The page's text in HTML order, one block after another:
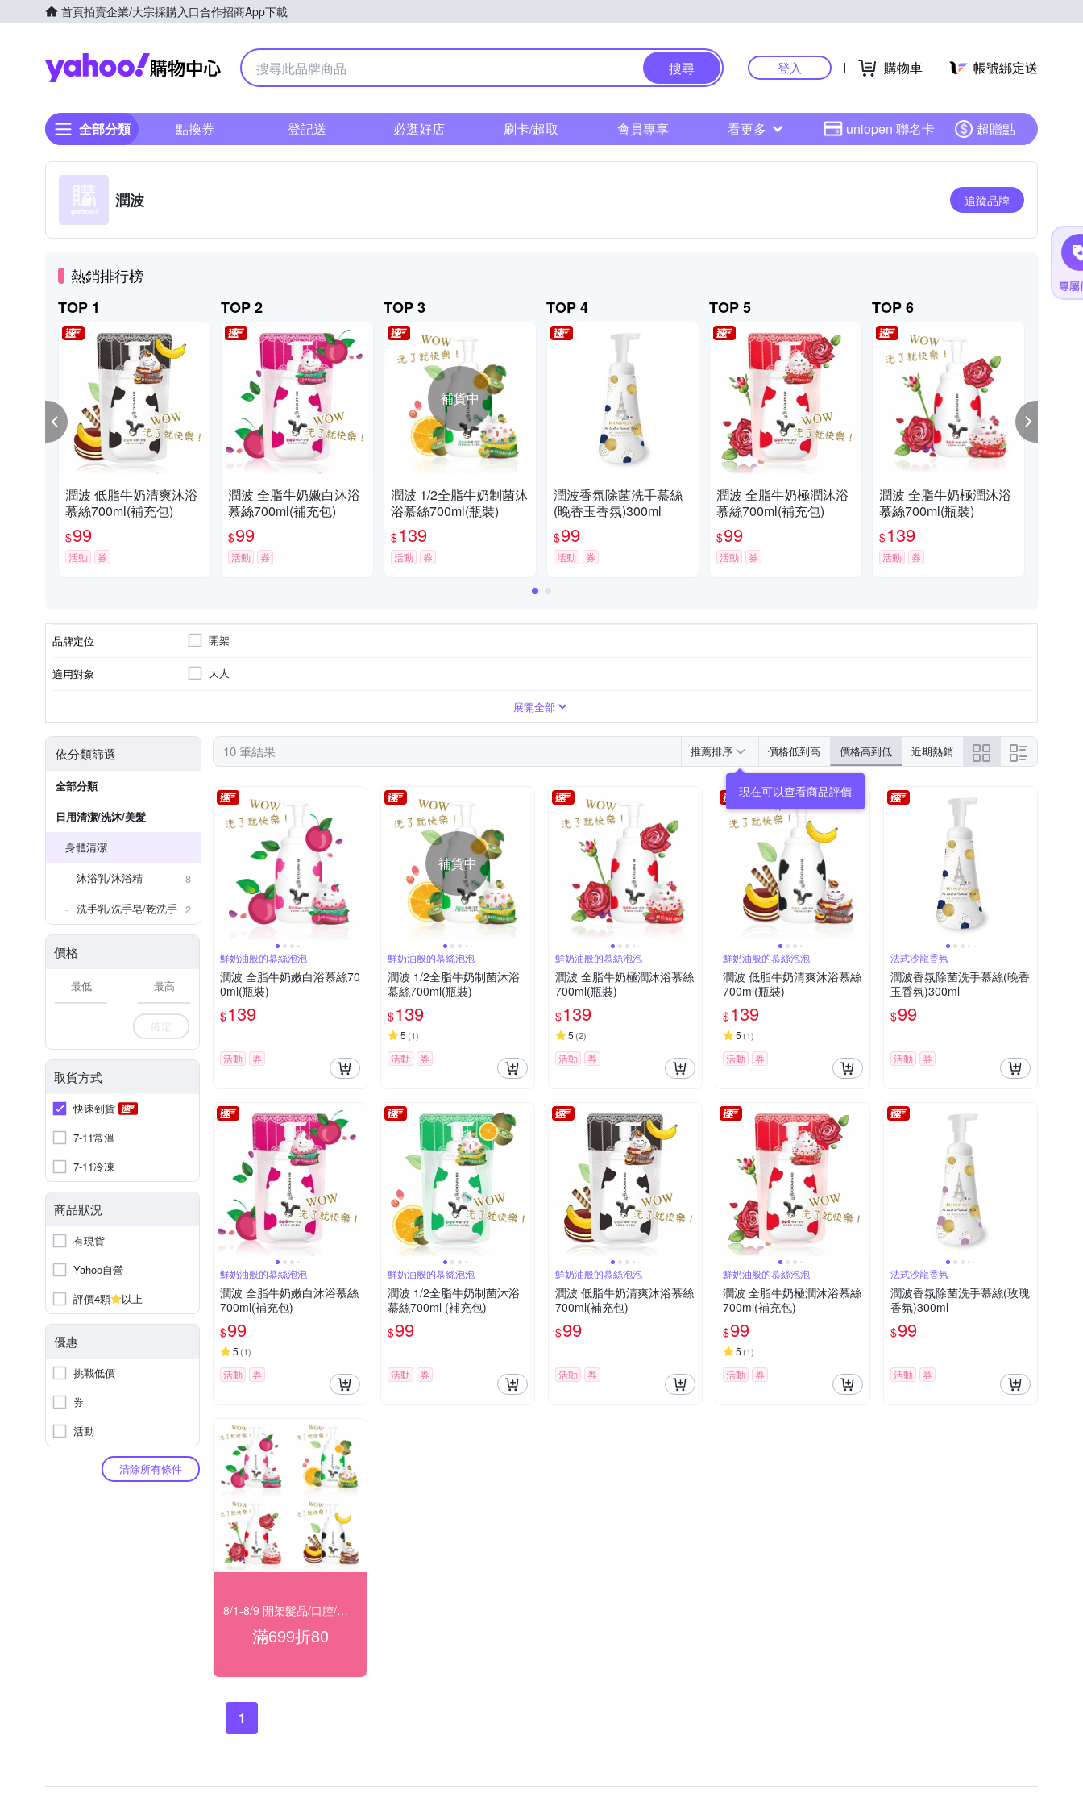
首頁拍賣企業/大宗採購入口合作招商App下載
Yahoo購物中心
搜尋 登入 購物車 帳號綁定送
全部分類 點換券 登記送 必逛好店 刷卡/超取 會員專享 看更多 uniopen 聯名卡 超贈點
潤波 追蹤品牌
熱銷排行榜
TOP 1
潤波 低脂牛奶清爽沐浴
慕絲700ml(補充包)
$99
活動 券
TOP 2
潤波 全脂牛奶嫩白沐浴
慕絲700ml(補充包)
$99
活動 券
TOP 3
補貨中
潤波 1/2全脂牛奶制菌沐
浴慕絲700ml(瓶裝)
$139
活動 券
TOP 4
潤波香氛除菌洗手慕絲
(晚香玉香氛)300ml
$99
活動 券
TOP 5
潤波 全脂牛奶極潤沐浴
慕絲700ml(補充包)
$99
活動 券
TOP 6
潤波 全脂牛奶極潤沐浴
慕絲700ml(瓶裝)
$139
活動 券
品牌定位 開架
適用對象 大人
展開全部
依分類篩選
全部分類
日用清潔/洗沐/美髮
身體清潔
沐浴乳/沐浴精
8
洗手乳/洗手皂/乾洗手 2
價格
-
確定
取貨方式
快速到貨
7-11常溫
7-11冷凍
商品狀況
有現貨
Yahoo自營
評價4顆
以上
優惠
挑戰低價
券
活動
清除所有條件
10 筆結果 推薦排序 價格低到高 價格高到低 近期熱銷
鮮奶油般的慕絲泡泡
潤波 全脂牛奶嫩白浴慕絲70
0ml(瓶裝)
$139
活動 券
補貨中
鮮奶油般的慕絲泡泡
潤波 1/2全脂牛奶制菌沐浴
慕絲700ml(瓶裝)
$139
5 (1)
活動 券
鮮奶油般的慕絲泡泡
潤波 全脂牛奶極潤沐浴慕絲
700ml(瓶裝)
$139
5 (2)
活動 券
鮮奶油般的慕絲泡泡
潤波 低脂牛奶清爽沐浴慕絲
700ml(瓶裝)
$139
5 (1)
活動 券
法式沙龍香氛
潤波香氛除菌洗手慕絲(晚香
玉香氛)300ml
$99
活動 券
鮮奶油般的慕絲泡泡
潤波 全脂牛奶嫩白沐浴慕絲
700ml(補充包)
$99
5 (1)
活動 券
鮮奶油般的慕絲泡泡
潤波 1/2全脂牛奶制菌沐浴
慕絲700ml (補充包)
$99
活動 券
鮮奶油般的慕絲泡泡
潤波 低脂牛奶清爽沐浴慕絲
700ml(補充包)
$99
活動 券
鮮奶油般的慕絲泡泡
潤波 全脂牛奶極潤沐浴慕絲
700ml(補充包)
$99
5 (1)
活動 券
法式沙龍香氛
潤波香氛除菌洗手慕絲(玫瑰
香氛)300ml
$99
活動 券
8/1-8/9 開架髮品/口腔/洗沐★滿699折80
滿699折80
1